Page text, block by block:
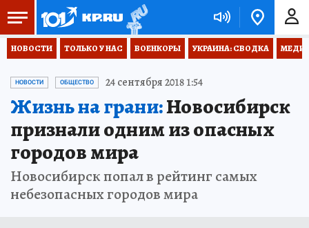
НОВОСТИ ТОЛЬКО У НАС ВОЕНКОРЫ УКРАИНА: СВОДКА
НОВОСТИ ОБЩЕСТВО 24 сентября 2018 1:54
Жизнь на грани:Новосибирск
признали одним из опасных
городов мира
Новосибирск попал в рейтинг самых
небезопасных городов мира